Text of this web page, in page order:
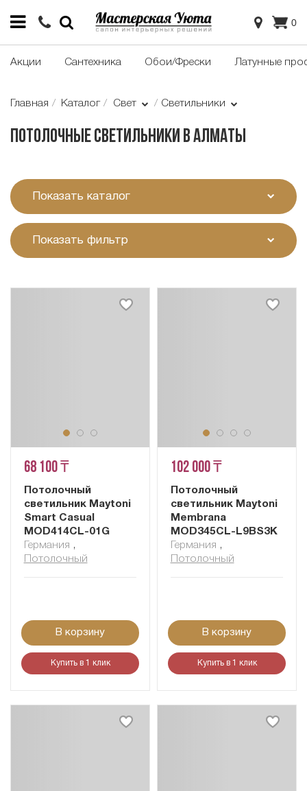
0
Акции Сантехника Обои/Фрески Латунные
Главная Каталог Свет Светильники
Потолочные светильники в Алматы
Показать каталог
Показать фильтр
68 100 ₸
Потолочный
светильник Maytoni
Smart Casual
MOD414CL-01G
Германия ,
Потолочный
В корзину
Купить в 1 клик
102 000 ₸
Потолочный
светильник Maytoni
Membrana
MOD345CL-L9BS3K
Германия ,
Потолочный
В корзину
Купить в 1 клик